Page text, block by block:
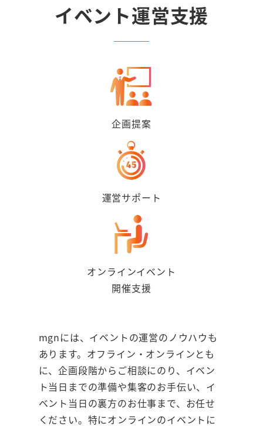
イベント運営支援
企画提案
運営サポート
オンラインイベント
開催支援
mgnには、イベントの運営のノウハウも
あります。オフライン・オンラインとも
に、企画段階からご相談にのり、イベン
ト当日までの準備や集客のお手伝い、イ
ベント当日の裏方のお仕事まで、お任せ
ください。特にオンラインのイベントに